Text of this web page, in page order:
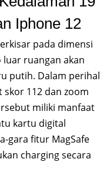
Iphone 12
pada dimensi
luar ruangan akan
putih. Dalam perihal
112 dan zoom
miliki manfaat
kartu digital
gara fitur MagSafe
charging secara